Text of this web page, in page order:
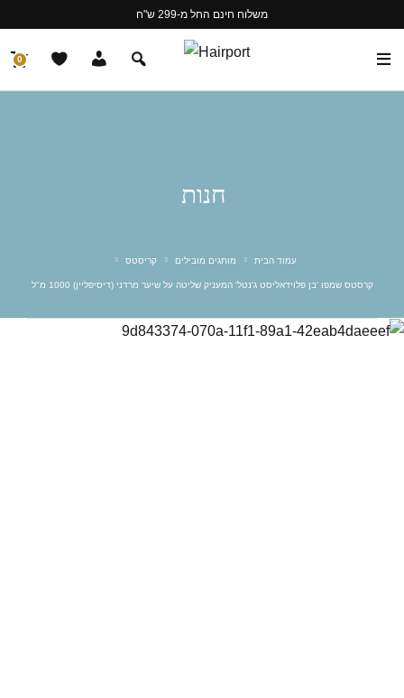
משלוח חינם החל מ-299 ש"ח
0
חנות
עמוד הבית מותגים מובילים קריסטס
קרסטס שמפו 'בן פלוידאליסט ג'נטל' המעניק שליטה על שיער מרדני (דיסיפליין) 1000 מ"ל